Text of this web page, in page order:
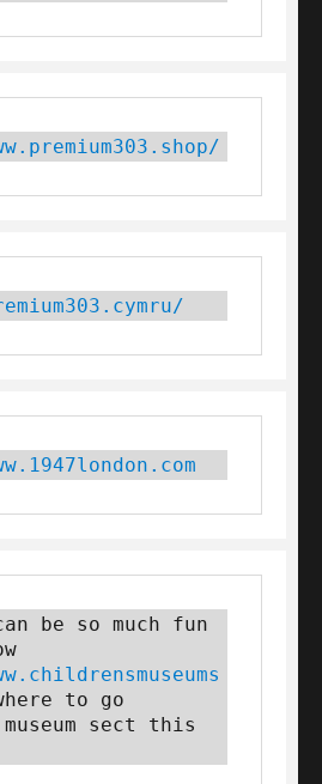
be so much fun
to go
sect this